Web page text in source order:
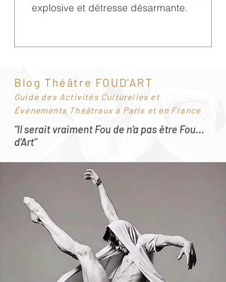
explosive et détresse désarmante.
Blog Théâtre FOUD'ART
Guide des Activités Culturelles et
Événements Théâtraux à Paris et en France
"Il serait vraiment Fou de n’a pas être Fou…
d’Art"